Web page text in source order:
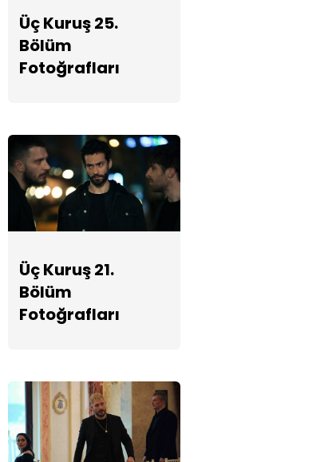
Fotoğrafları
Üç Kuruş 18.
Bölüm
Fotoğrafları
Üç Kuruş 17.
Fotoğrafları
Üç Kuruş 25.
Bölüm
Fotoğrafları
Üç Kuruş 21.
Bölüm
Fotoğrafları